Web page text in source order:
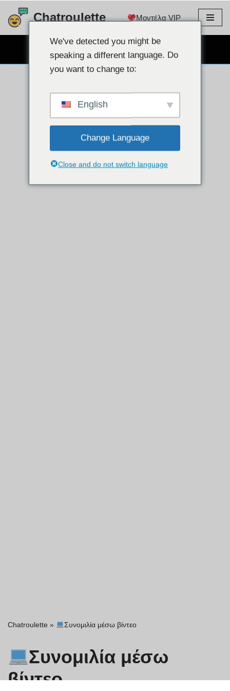
Μετάβαση
περιεχόμενο
Chatroulette Μοντέλα VIP
ΔΩΡΕΆΝ ΣΥΝΟΜΙΛΊΑ ΜΈΣΩ WEBCAM
Chatroulette » Συνομιλία μέσω βίντεο
Συνομιλία μέσω
βίντεο
We've detected you might be
speaking a different language. Do
you want to change to:
English
Change Language
Close and do not switch language